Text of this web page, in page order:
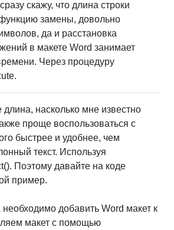
скажу, что длина строки
замены, довольно
да и расстановка
в макете Word занимает
Через процедуру
длина, насколько мне известно
проще воспользоваться с
быстрее и удобнее, чем
текст. Используя
Поэтому давайте на коде
пример.
добавить Word макет к
макет с помощью